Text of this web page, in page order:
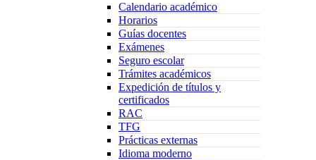
Calendario académico
Horarios
Guías docentes
Exámenes
Seguro escolar
Trámites académicos
Expedición de títulos y
certificados
RAC
TFG
Prácticas externas
Idioma moderno